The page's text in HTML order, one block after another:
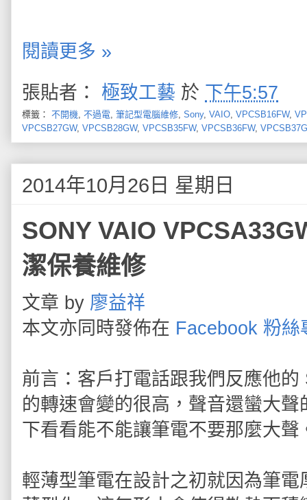
閱讀更多 »
張貼者： 極致工藝 於 下午5:57
標籤： 不開機 不過電 筆記型電腦維修 Sony, VAIO VPCSB16FW,
VPCSB27GW, VPCSB28GW, VPCSB35FW, VPCSB36FW,
2014年10月26日 星期日
SONY VAIO
潔保養維修
文章 by 廖益祥
本文亦同時發佈在 Facebook 粉絲
前言：客戶打電話跟我們反應他
的轉速會變的很高，聲音還蠻大
下看看能不能讓筆電不要那麼大聲
輕薄型筆電在設計之初就因為筆